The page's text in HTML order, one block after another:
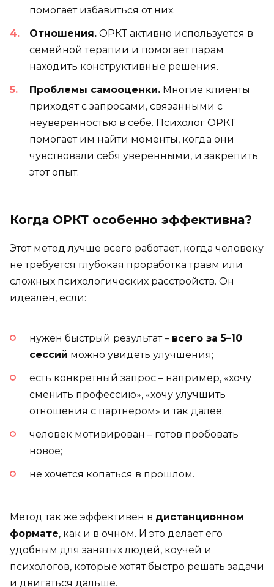
помогает избавиться от них.
Отношения. ОРКТ активно используется в
семейной терапии и помогает парам
находить конструктивные решения.
Проблемы самооценки. Многие клиенты
приходят с запросами, связанными с
неуверенностью в себе. Психолог ОРКТ
помогает им найти моменты, когда они
чувствовали себя уверенными, и закрепить
этот опыт.
Когда ОРКТ особенно эффективна?
Этот метод лучше всего работает, когда человеку
не требуется глубокая проработка травм или
сложных психологических расстройств. Он
идеален, если:
нужен быстрый результат – всего за 5–10
сессий можно увидеть улучшения;
есть конкретный запрос – например, «хочу
сменить профессию», «хочу улучшить
отношения с партнером» и так далее;
человек мотивирован – готов пробовать
новое;
не хочется копаться в прошлом.
Метод так же эффективен в дистанционном
формате, как и в очном. И это делает его
удобным для занятых людей, коучей и
психологов, которые хотят быстро решать задачи
и двигаться дальше.